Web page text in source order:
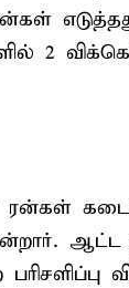
2
ரன்கள்
ஆட்ட